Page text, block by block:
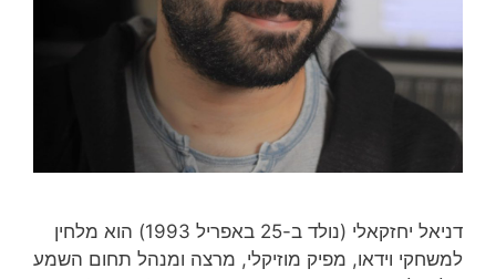
דניאל יחזקאלי (נולד ב-25 באפריל 1993) הוא מלחין
למשחקי וידאו, מפיק מוזיקלי, מרצה ומנהל תחום השמע